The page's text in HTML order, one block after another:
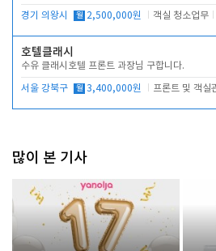
경기 의왕시 월 2,500,000원 객실 청소업무
호텔클래시
수유 클래시호텔 프론트 과장님 구합니다.
서울 강북구 월 3,400,000원 프론트 및 객실
많이 본 기사